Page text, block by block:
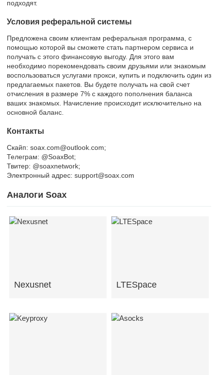
подходят.
Условия реферальной системы
Предложена своим клиентам реферальная программа, с
помощью которой вы сможете стать партнером сервиса и
получать с этого финансовую выгоду. Для этого вам
необходимо порекомендовать своим друзьями или знакомым
воспользоваться услугами прокси, купить и подключить один из
предлагаемых пакетов. Вы будете получать на свой счет
отчисления в размере 7% с каждого пополнения баланса
ваших знакомых. Начисление происходит исключительно на
основной баланс.
Контакты
Скайп: soax.com@outlook.com;
Телеграм: @SoaxBot;
Твитер: @soaxnetwork;
Электронный адрес: support@soax.com
Аналоги Soax
Nexusnet LTESpace